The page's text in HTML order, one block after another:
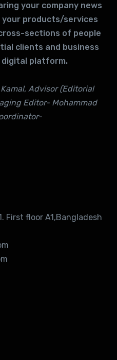
your company news
your products/services
sections of people
clients and business
platform.
Advisor (Editorial
Editor- Mohammad
First floor A1,Bangladesh